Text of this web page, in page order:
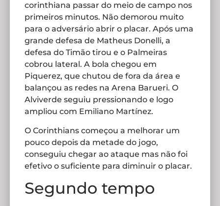
corinthiana passar do meio de campo nos
primeiros minutos. Não demorou muito
para o adversário abrir o placar. Após uma
grande defesa de Matheus Donelli, a
defesa do Timão tirou e o Palmeiras
cobrou lateral. A bola chegou em
Piquerez, que chutou de fora da área e
balançou as redes na Arena Barueri. O
Alviverde seguiu pressionando e logo
ampliou com Emiliano Martínez.
O Corinthians começou a melhorar um
pouco depois da metade do jogo,
conseguiu chegar ao ataque mas não foi
efetivo o suficiente para diminuir o placar.
Segundo tempo